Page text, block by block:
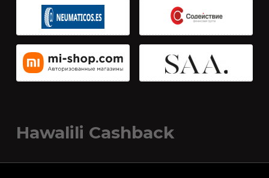
Hawalili Cashback